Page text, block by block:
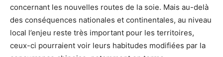
concernant les nouvelles routes de la soie. Mais au-delà
des conséquences nationales et continentales, au niveau
local l’enjeu reste très important pour les territoires,
ceux-ci pourraient voir leurs habitudes modifiées par la